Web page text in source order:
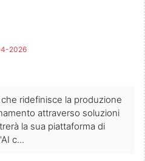
2026
ridefinisce la produzione
attraverso soluzioni
la sua piattaforma di
c...